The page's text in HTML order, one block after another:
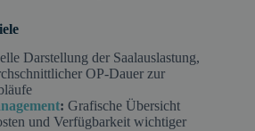
Darstellung der Saalauslastung,
OP-Dauer zur
: Grafische Übersicht
und Verfügbarkeit wichtiger